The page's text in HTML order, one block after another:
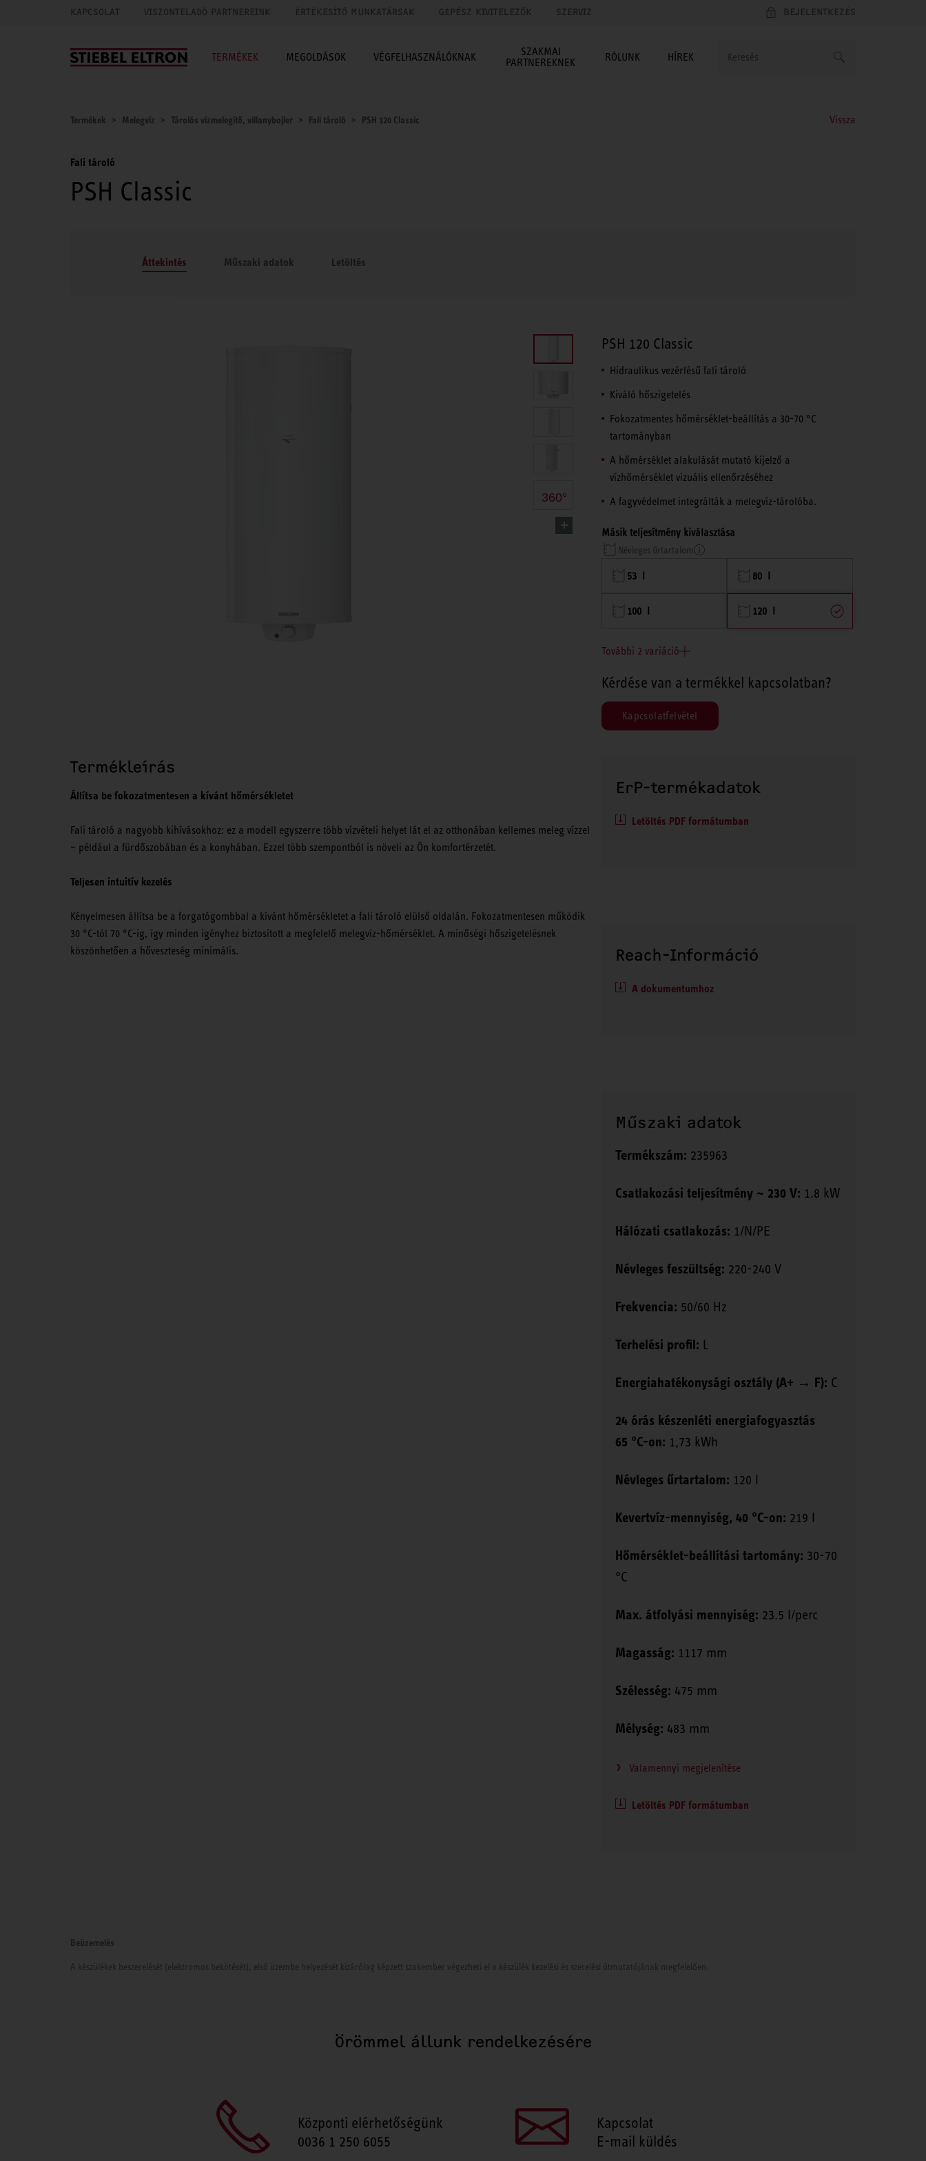
KAPCSOLAT VISZONTELADÓ PARTNEREINK ÉRTÉKESÍTŐ MUNKATÁRSAK GÉPÉSZ KIVITELEZŐK SZERVIZ BEJELENTKEZÉS
TERMÉKEK MEGOLDÁSOK VÉGFELHASZNÁLÓKNAK
SZAKMAI
PARTNEREKNEK
RÓLUNK HÍREK
Termékek Melegvíz Tárolós vízmelegítő, villanybojler Fali tároló PSH 120 Classic Vissza
Fali tároló
PSH Classic
Áttekintés Műszaki adatok Letöltés
360°
PSH 120 Classic
Hidraulikus vezérlésű fali tároló
Kiváló hőszigetelés
Fokozatmentes hőmérséklet-beállítás a 30-70 °C
tartományban
A hőmérséklet alakulását mutató kijelző a
vízhőmérséklet vizuális ellenőrzéséhez
A fagyvédelmet integrálták a melegvíz-tárolóba.
Másik teljesítmény kiválasztása
Névleges űrtartalom
53 l 80 l
100 l 120 l
További 2 variáció
Kérdése van a termékkel kapcsolatban?
Kapcsolatfelvétel
Termékleírás
Állítsa be fokozatmentesen a kívánt hőmérsékletet
Fali tároló a nagyobb kihívásokhoz: ez a modell egyszerre több vízvételi helyet lát el az otthonában kellemes meleg vízzel
– például a fürdőszobában és a konyhában. Ezzel több szempontból is növeli az Ön komfortérzetét.
Teljesen intuitív kezelés
Kényelmesen állítsa be a forgatógombbal a kívánt hőmérsékletet a fali tároló elülső oldalán. Fokozatmentesen működik
30 °C-tól 70 °C-ig, így minden igényhez biztosított a megfelelő melegvíz-hőmérséklet. A minőségi hőszigetelésnek
köszönhetően a hőveszteség minimális.
ErP-termékadatok
Letöltés PDF formátumban
Reach-Információ
A dokumentumhoz
Műszaki adatok
Termékszám: 235963
Csatlakozási teljesítmény ~ 230 V: 1.8 kW
Hálózati csatlakozás: 1/N/PE
Névleges feszültség: 220-240 V
Frekvencia: 50/60 Hz
Terhelési profil: L
Energiahatékonysági osztály (A+ → F): C
24 órás készenléti energiafogyasztás
65 °C-on: 1,73 kWh
Névleges űrtartalom: 120 l
Kevertvíz-mennyiség, 40 °C-on: 219 l
Hőmérséklet-beállítási tartomány: 30-70
°C
Max. átfolyási mennyiség: 23.5 l/perc
Magasság: 1117 mm
Szélesség: 475 mm
Mélység: 483 mm
Valamennyi megjelenítése
Letöltés PDF formátumban
Beüzemelés
A készülékek beszerelését (elektromos bekötését), első üzembe helyezését kizárólag képzett szakember végezheti el a készülék kezelési és szerelési útmutatójának megfelelően.
Örömmel állunk rendelkezésére
Központi elérhetőségünk
0036 1 250 6055
Kapcsolat
E-mail küldés